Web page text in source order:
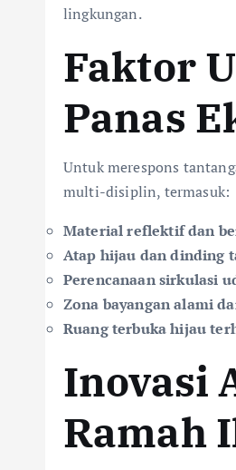
lingkungan.
Faktor
Panas
Untuk merespons
multi-disiplin, termasuk:
Material reflektif dan
Atap hijau dan dinding
Perencanaan sirkulasi
Zona bayangan alami
Ruang terbuka hijau
Inovasi
Ramah